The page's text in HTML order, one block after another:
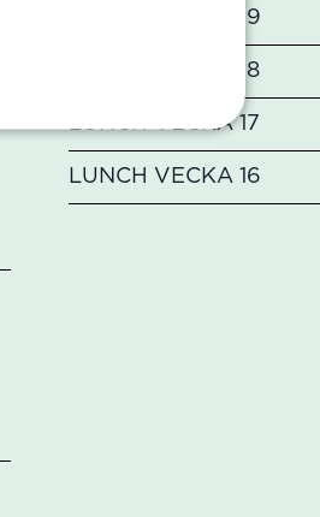
LUNCH VECKA 19
LUNCH VECKA 18
LUNCH VECKA 17
LUNCH VECKA 16